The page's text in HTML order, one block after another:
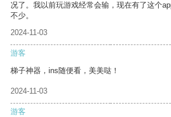
况了。我以前玩游戏经常会输，现在有了这个
不少。
2024-11-03
游客
梯子神器，ins随便看，美美哒！
2024-11-03
游客